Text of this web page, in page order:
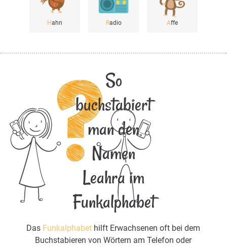
Hahn Radio Affe
So
buchstabiert
man den
Namen
Leahra im
Funkalphabet
Das Funkalphabet hilft Erwachsenen oft bei dem
Buchstabieren von Wörtern am Telefon oder